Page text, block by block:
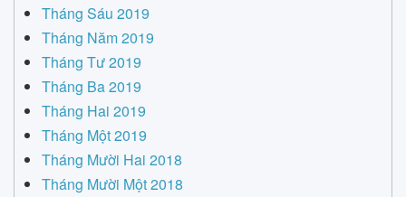
Tháng Sáu 2019
Tháng Năm 2019
Tháng Tư 2019
Tháng Ba 2019
Tháng Hai 2019
Tháng Một 2019
Tháng Mười Hai 2018
Tháng Mười Một 2018